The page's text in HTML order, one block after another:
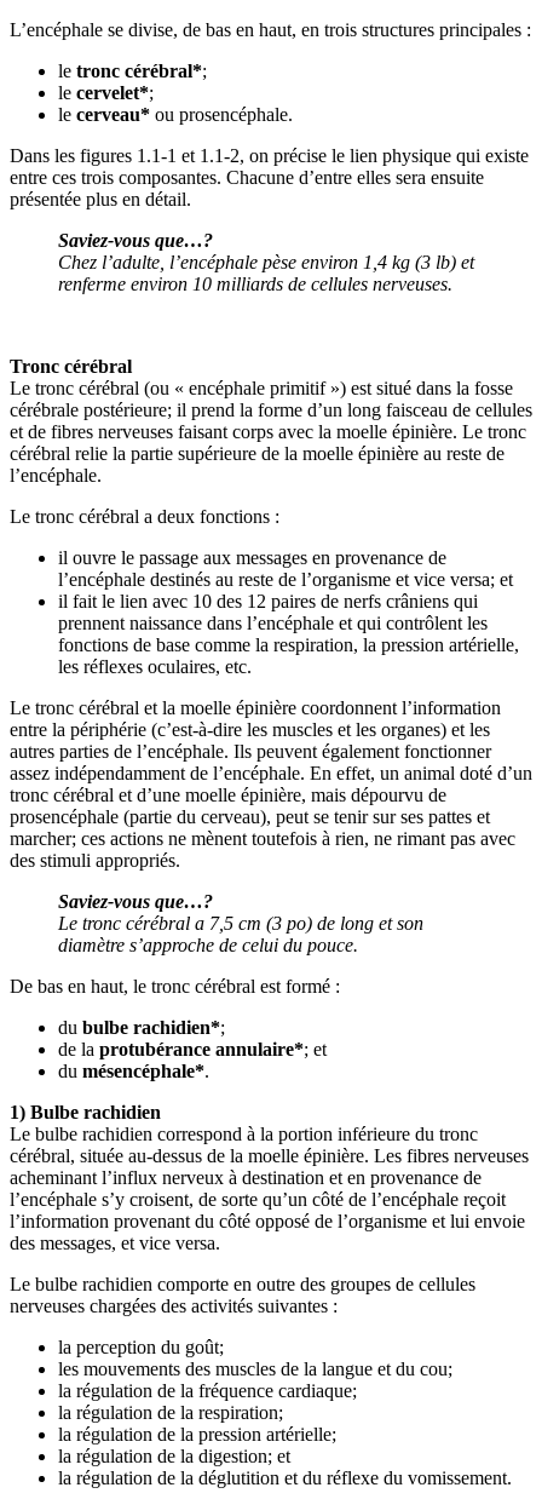
L’encéphale se divise, de bas en haut, en trois structures principales :
le tronc cérébral*;
le cervelet*;
le cerveau* ou prosencéphale.
Dans les figures 1.1-1 et 1.1-2, on précise le lien physique qui existe
entre ces trois composantes. Chacune d’entre elles sera ensuite
présentée plus en détail.
Saviez-vous que…?
Chez l’adulte, l’encéphale pèse environ 1,4 kg (3 lb) et
renferme environ 10 milliards de cellules nerveuses.
Tronc cérébral
Le tronc cérébral (ou « encéphale primitif ») est situé dans la fosse
cérébrale postérieure; il prend la forme d’un long faisceau de cellules
et de fibres nerveuses faisant corps avec la moelle épinière. Le tronc
cérébral relie la partie supérieure de la moelle épinière au reste de
l’encéphale.
Le tronc cérébral a deux fonctions :
il ouvre le passage aux messages en provenance de
l’encéphale destinés au reste de l’organisme et vice versa; et
il fait le lien avec 10 des 12 paires de nerfs crâniens qui
prennent naissance dans l’encéphale et qui contrôlent les
fonctions de base comme la respiration, la pression artérielle,
les réflexes oculaires, etc.
Le tronc cérébral et la moelle épinière coordonnent l’information
entre la périphérie (c’est-à-dire les muscles et les organes) et les
autres parties de l’encéphale. Ils peuvent également fonctionner
assez indépendamment de l’encéphale. En effet, un animal doté d’un
tronc cérébral et d’une moelle épinière, mais dépourvu de
prosencéphale (partie du cerveau), peut se tenir sur ses pattes et
marcher; ces actions ne mènent toutefois à rien, ne rimant pas avec
des stimuli appropriés.
Saviez-vous que…?
Le tronc cérébral a 7,5 cm (3 po) de long et son
diamètre s’approche de celui du pouce.
De bas en haut, le tronc cérébral est formé :
du bulbe rachidien*;
de la protubérance annulaire*; et
du mésencéphale*.
1) Bulbe rachidien
Le bulbe rachidien correspond à la portion inférieure du tronc
cérébral, située au-dessus de la moelle épinière. Les fibres nerveuses
acheminant l’influx nerveux à destination et en provenance de
l’encéphale s’y croisent, de sorte qu’un côté de l’encéphale reçoit
l’information provenant du côté opposé de l’organisme et lui envoie
des messages, et vice versa.
Le bulbe rachidien comporte en outre des groupes de cellules
nerveuses chargées des activités suivantes :
la perception du goût;
les mouvements des muscles de la langue et du cou;
la régulation de la fréquence cardiaque;
la régulation de la respiration;
la régulation de la pression artérielle;
la régulation de la digestion; et
la régulation de la déglutition et du réflexe du vomissement.